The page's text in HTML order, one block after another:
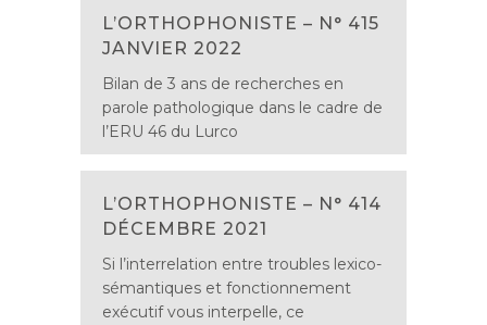
L’ORTHOPHONISTE – N° 415
JANVIER 2022
Bilan de 3 ans de recherches en
parole pathologique dans le cadre de
l’ERU 46 du Lurco
L’ORTHOPHONISTE – N° 414
DÉCEMBRE 2021
Si l’interrelation entre troubles lexico-
sémantiques et fonctionnement
exécutif vous interpelle, ce